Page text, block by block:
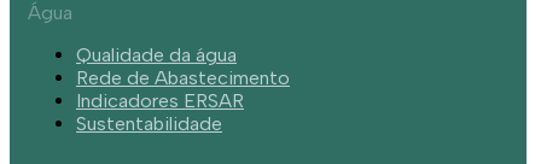
Água
Qualidade da água
Rede de Abastecimento
Indicadores ERSAR
Sustentabilidade